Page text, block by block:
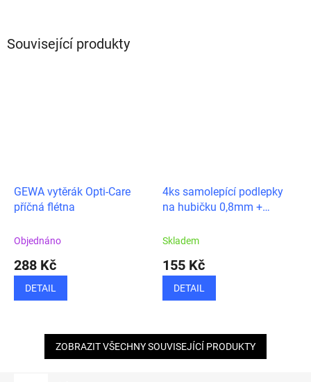
Související produkty
GEWA vytěrák Opti-Care
příčná flétna
Objednáno
288 Kč
DETAIL
4ks samolepící podlepky
na hubičku 0,8mm +
Skladem
155 Kč
DETAIL
ZOBRAZIT VŠECHNY SOUVISEJÍCÍ PRODUKTY